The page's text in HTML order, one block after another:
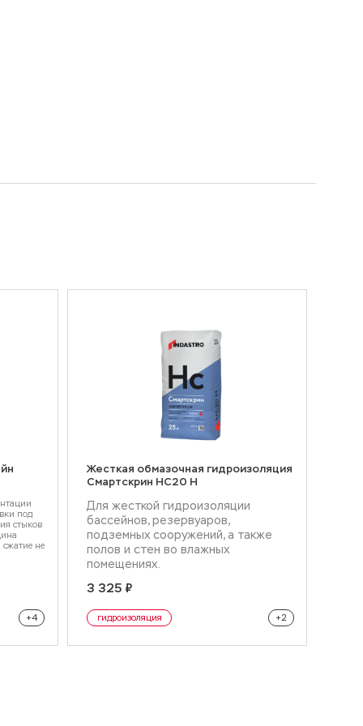
под
стыков
сжатие не
+4
состав
Жесткая обмазочная гидроизоляция
Смартскрин HC20 H
Для жесткой гидроизоляции
бассейнов, резервуаров,
подземных сооружений, а также
полов и стен во влажных
помещениях.
3 325 ₽
гидроизоляция +2
жесткая гидроизоляция